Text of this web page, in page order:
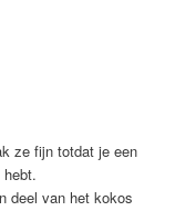
ze fijn totdat je een
deel van het kokos